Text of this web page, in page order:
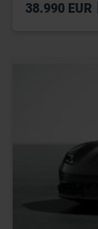
38.990 EUR